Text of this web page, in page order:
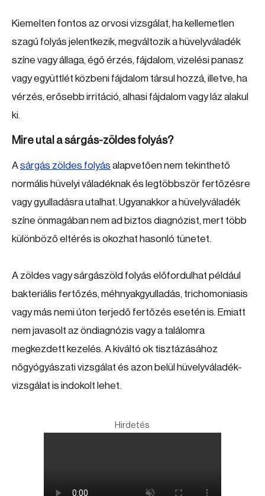
Kiemelten fontos az orvosi vizsgálat, ha kellemetlen
szagú folyás jelentkezik, megváltozik a hüvelyváladék
színe vagy állaga, égő érzés, fájdalom, vizelési panasz
vagy együttlét közbeni fájdalom társul hozzá, illetve, ha
vérzés, erősebb irritáció, alhasi fájdalom vagy láz alakul
ki.
Mire utal a sárgás-zöldes folyás?
Asárgás zöldes folyás alapvetően nem tekinthető
normális hüvelyi váladéknak és legtöbbször fertőzésre
vagy gyulladásra utalhat. Ugyanakkor a hüvelyváladék
színe önmagában nem ad biztos diagnózist, mert több
különböző eltérés is okozhat hasonló tünetet.
A zöldes vagy sárgászöld folyás előfordulhat például
bakteriális fertőzés, méhnyakgyulladás, trichomoniasis
vagy más nemi úton terjedő fertőzés esetén is. Emiatt
nem javasolt az öndiagnózis vagy a találomra
megkezdett kezelés. A kiváltó ok tisztázásához
nőgyógyászati vizsgálat és azon belül hüvelyváladék-
vizsgálat is indokolt lehet.
Hirdetés